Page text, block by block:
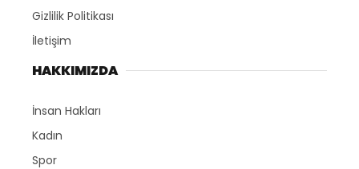
Gizlilik Politikası
İletişim
HAKKIMIZDA
İnsan Hakları
Kadın
Spor